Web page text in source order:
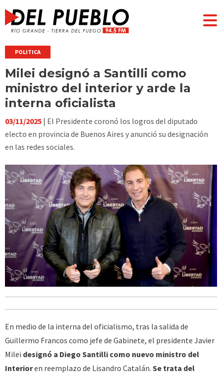
POLITICA
Milei designó a Santilli como
ministro del interior y arde la
interna oficialista
03/11/2025 | El Presidente coronó los logros del diputado
electo en provincia de Buenos Aires y anunció su designación
en las redes sociales.
En medio de la interna del oficialismo, tras la salida de
Guillermo Francos como jefe de Gabinete, el presidente Javier
Milei designó a Diego Santilli como nuevo ministro del
Interioren reemplazo de Lisandro Catalán. Se trata del